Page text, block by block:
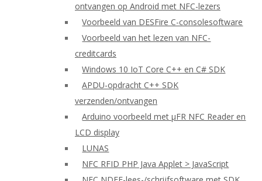
ontvangen op Android met NFC-lezers
Voorbeeld van DESFire C-consolesoftware
Voorbeeld van het lezen van NFC-
creditcards
Windows 10 IoT Core C++ en C# SDK
APDU-opdracht C++ SDK
verzenden/ontvangen
Arduino voorbeeld met μFR NFC Reader en
LCD display
LUNAS
NFC RFID PHP Java Applet > JavaScript